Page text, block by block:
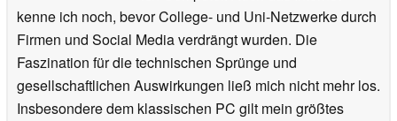
kenne ich noch, bevor College- und Uni-Netzwerke durch
Firmen und Social Media verdrängt wurden. Die
Faszination für die technischen Sprünge und
gesellschaftlichen Auswirkungen ließ mich nicht mehr los.
Insbesondere dem klassischen PC gilt mein größtes